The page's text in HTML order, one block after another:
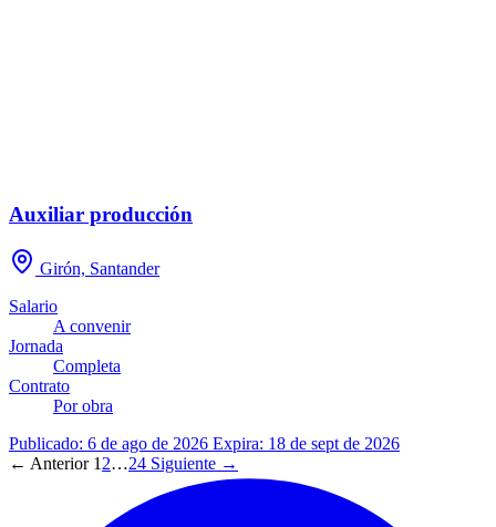
Auxiliar producción
Girón, Santander
Salario
A convenir
Jornada
Completa
Contrato
Por obra
Publicado: 6 de ago de 2026 Expira: 18 de sept de 2026
← Anterior 1 2…24 Siguiente →